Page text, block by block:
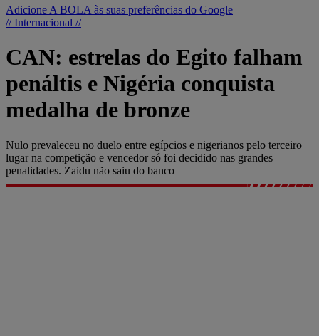
Adicione A BOLA às suas preferências do Google
// Internacional //
CAN: estrelas do Egito falham
penáltis e Nigéria conquista
medalha de bronze
Nulo prevaleceu no duelo entre egípcios e nigerianos pelo terceiro
lugar na competição e vencedor só foi decidido nas grandes
penalidades. Zaidu não saiu do banco